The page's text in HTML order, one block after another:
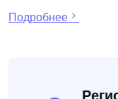
Подробнее